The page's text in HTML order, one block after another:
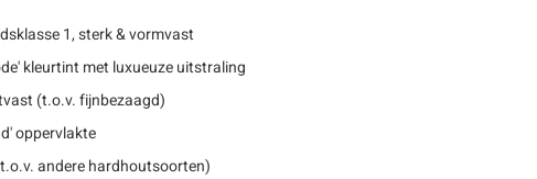
1, sterk & vormvast
kleurtint met luxueuze uitstraling
(t.o.v. fijnbezaagd)
oppervlakte
andere hardhoutsoorten)